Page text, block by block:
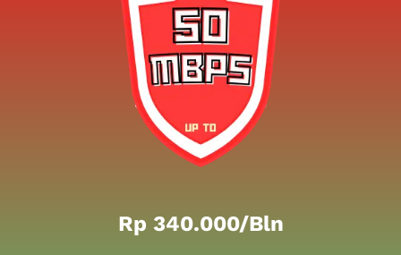
Rp 340.000/bln